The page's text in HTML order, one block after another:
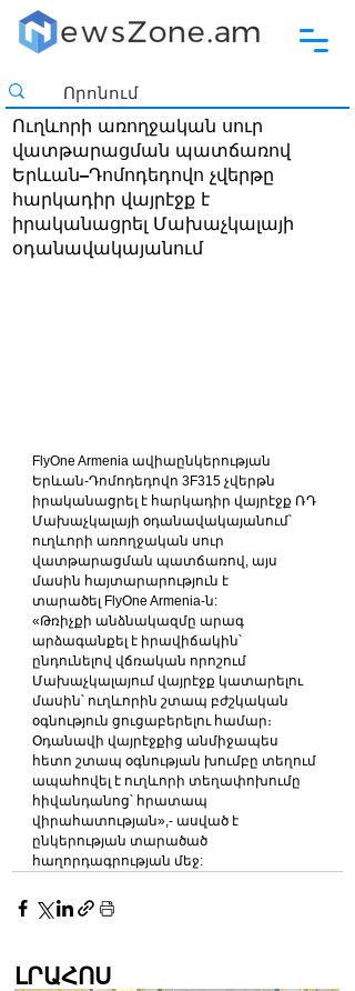
Ուղևորի առողջական սուր
վատթարացման պատճառով
Երևան–Դոմոդեդովո չվերթը
հարկադիր վայրէջք է
իրականացրել Մախաչկալայի
օդանավակայանում
FlyOne Armenia ավիաընկերության
Երևան-Դոմոդեդովո 3F315 չվերթն
իրականացրել է հարկադիր վայրէջք ՌԴ
Մախաչկալայի օդանավակայանում՝
ուղևորի առողջական սուր
վատթարացման պատճառով, այս
մասին հայտարարություն է
տարածել FlyOne Armenia-ն:
«Թռիչքի անձնակազմը արագ
արձագանքել է իրավիճակին՝
ընդունելով վճռական որոշում
Մախաչկալայում վայրէջք կատարելու
մասին՝ ուղևորին շտապ բժշկական
օգնություն ցուցաբերելու համար։
Օդանավի վայրէջքից անմիջապես
հետո շտապ օգնության խումբը տեղում
ապահովել է ուղևորի տեղափոխումը
հիվանդանոց՝ հրատապ
վիրահատության»,- ասված է
ընկերության տարածած
հաղորդագրության մեջ:
ԼՐԱՀՈՍ